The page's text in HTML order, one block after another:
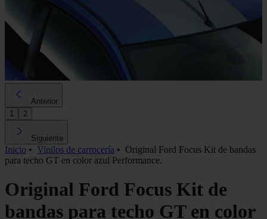
Anterior
1
2
Siguiente
Inicio • Vinilos de carrocería • Original Ford Focus Kit de bandas
para techo GT en color azul Performance.
Original Ford Focus Kit de
bandas para techo GT en color